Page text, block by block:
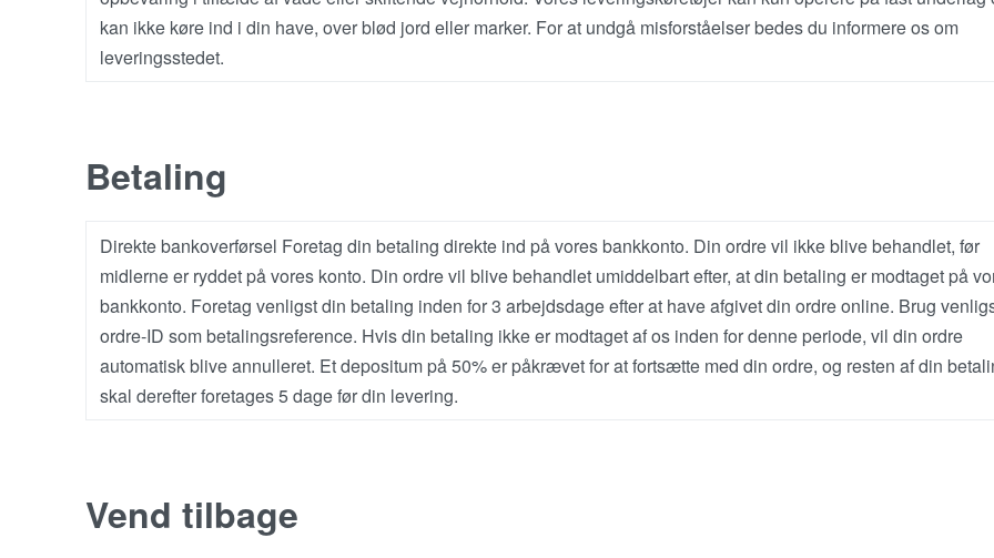
kan ikke køre ind i din have, over blød jord eller marker. For at undgå misforståelser bedes du informere os om
leveringsstedet.
Betaling
Direkte bankoverførsel Foretag din betaling direkte ind på vores bankkonto. Din ordre vil ikke blive behandlet, før
midlerne er ryddet på vores konto. Din ordre vil blive behandlet umiddelbart efter, at din betaling er modtaget på
bankkonto. Foretag venligst din betaling inden for 3 arbejdsdage efter at have afgivet din ordre online. Brug
ordre-ID som betalingsreference. Hvis din betaling ikke er modtaget af os inden for denne periode, vil din ordre
automatisk blive annulleret. Et depositum på 50% er påkrævet for at fortsætte med din ordre, og resten af din
skal derefter foretages 5 dage før din levering.
Vend tilbage